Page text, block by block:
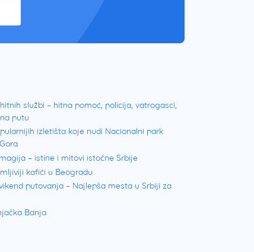
službi – hitna pomoć, policija, vatrogasci,
putu
izletišta koje nudi Nacionalni park
– istine i mitovi istočne Srbije
kafići u Beogradu
putovanja – Najlepša mesta u Srbiji za
Banja